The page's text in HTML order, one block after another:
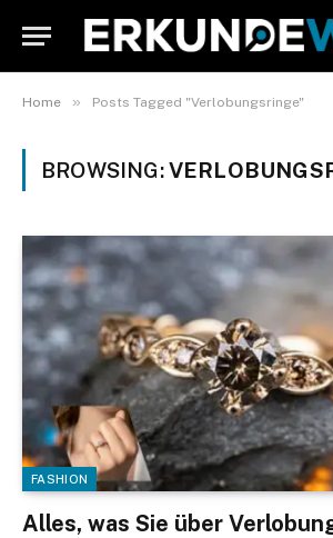
Home » Posts Tagged "Verlobungsringe"
BROWSING:
FASHION
Alles, was Sie über